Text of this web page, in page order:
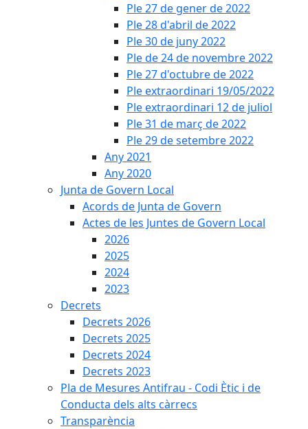
Ple 27 de gener de 2022
Ple 28 d'abril de 2022
Ple 30 de juny 2022
Ple de 24 de novembre 2022
Ple 27 d'octubre de 2022
Ple extraordinari 19/05/2022
Ple extraordinari 12 de juliol
Ple 31 de març de 2022
Ple 29 de setembre 2022
Any 2021
Any 2020
Junta de Govern Local
Acords de Junta de Govern
Actes de les Juntes de Govern Local
2026
2025
2024
2023
Decrets
Decrets 2026
Decrets 2025
Decrets 2024
Decrets 2023
Pla de Mesures Antifrau - Codi Ètic i de
Conducta dels alts càrrecs
Transparència